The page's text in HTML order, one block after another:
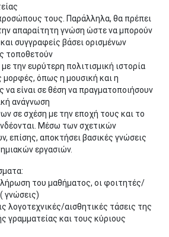
τους. Παράλληλα, θα πρέπει
απαραίτητη γνώση ώστε να μπορούν
συγγραφείς βάσει ορισμένων
τοποθετούν
την ευρύτερη πολιτισμική ιστορία
μορφές, όπως η μουσική και η
να είναι σε θέση να πραγματοποιήσουν
ανάγνωση
σε σχέση με την εποχή τους και το
Μέσω των σχετικών
επίσης, αποκτήσει βασικές γνώσεις
εργασιών.
του μαθήματος, οι φοιτητές/
γνώσεις)
λογοτεχνικές/αισθητικές τάσεις της
γραμματείας και τους κύριους